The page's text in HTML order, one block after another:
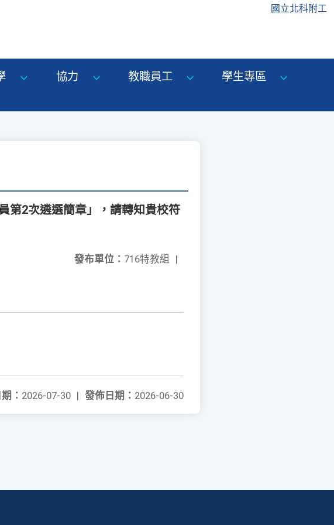
國立北科附工
協力 教職員工
學生專區
第2次遴選簡章」，請轉知貴校符
發布單位： 716特教組 |
發佈日期： 2026-06-30
： 2026-07-30 |